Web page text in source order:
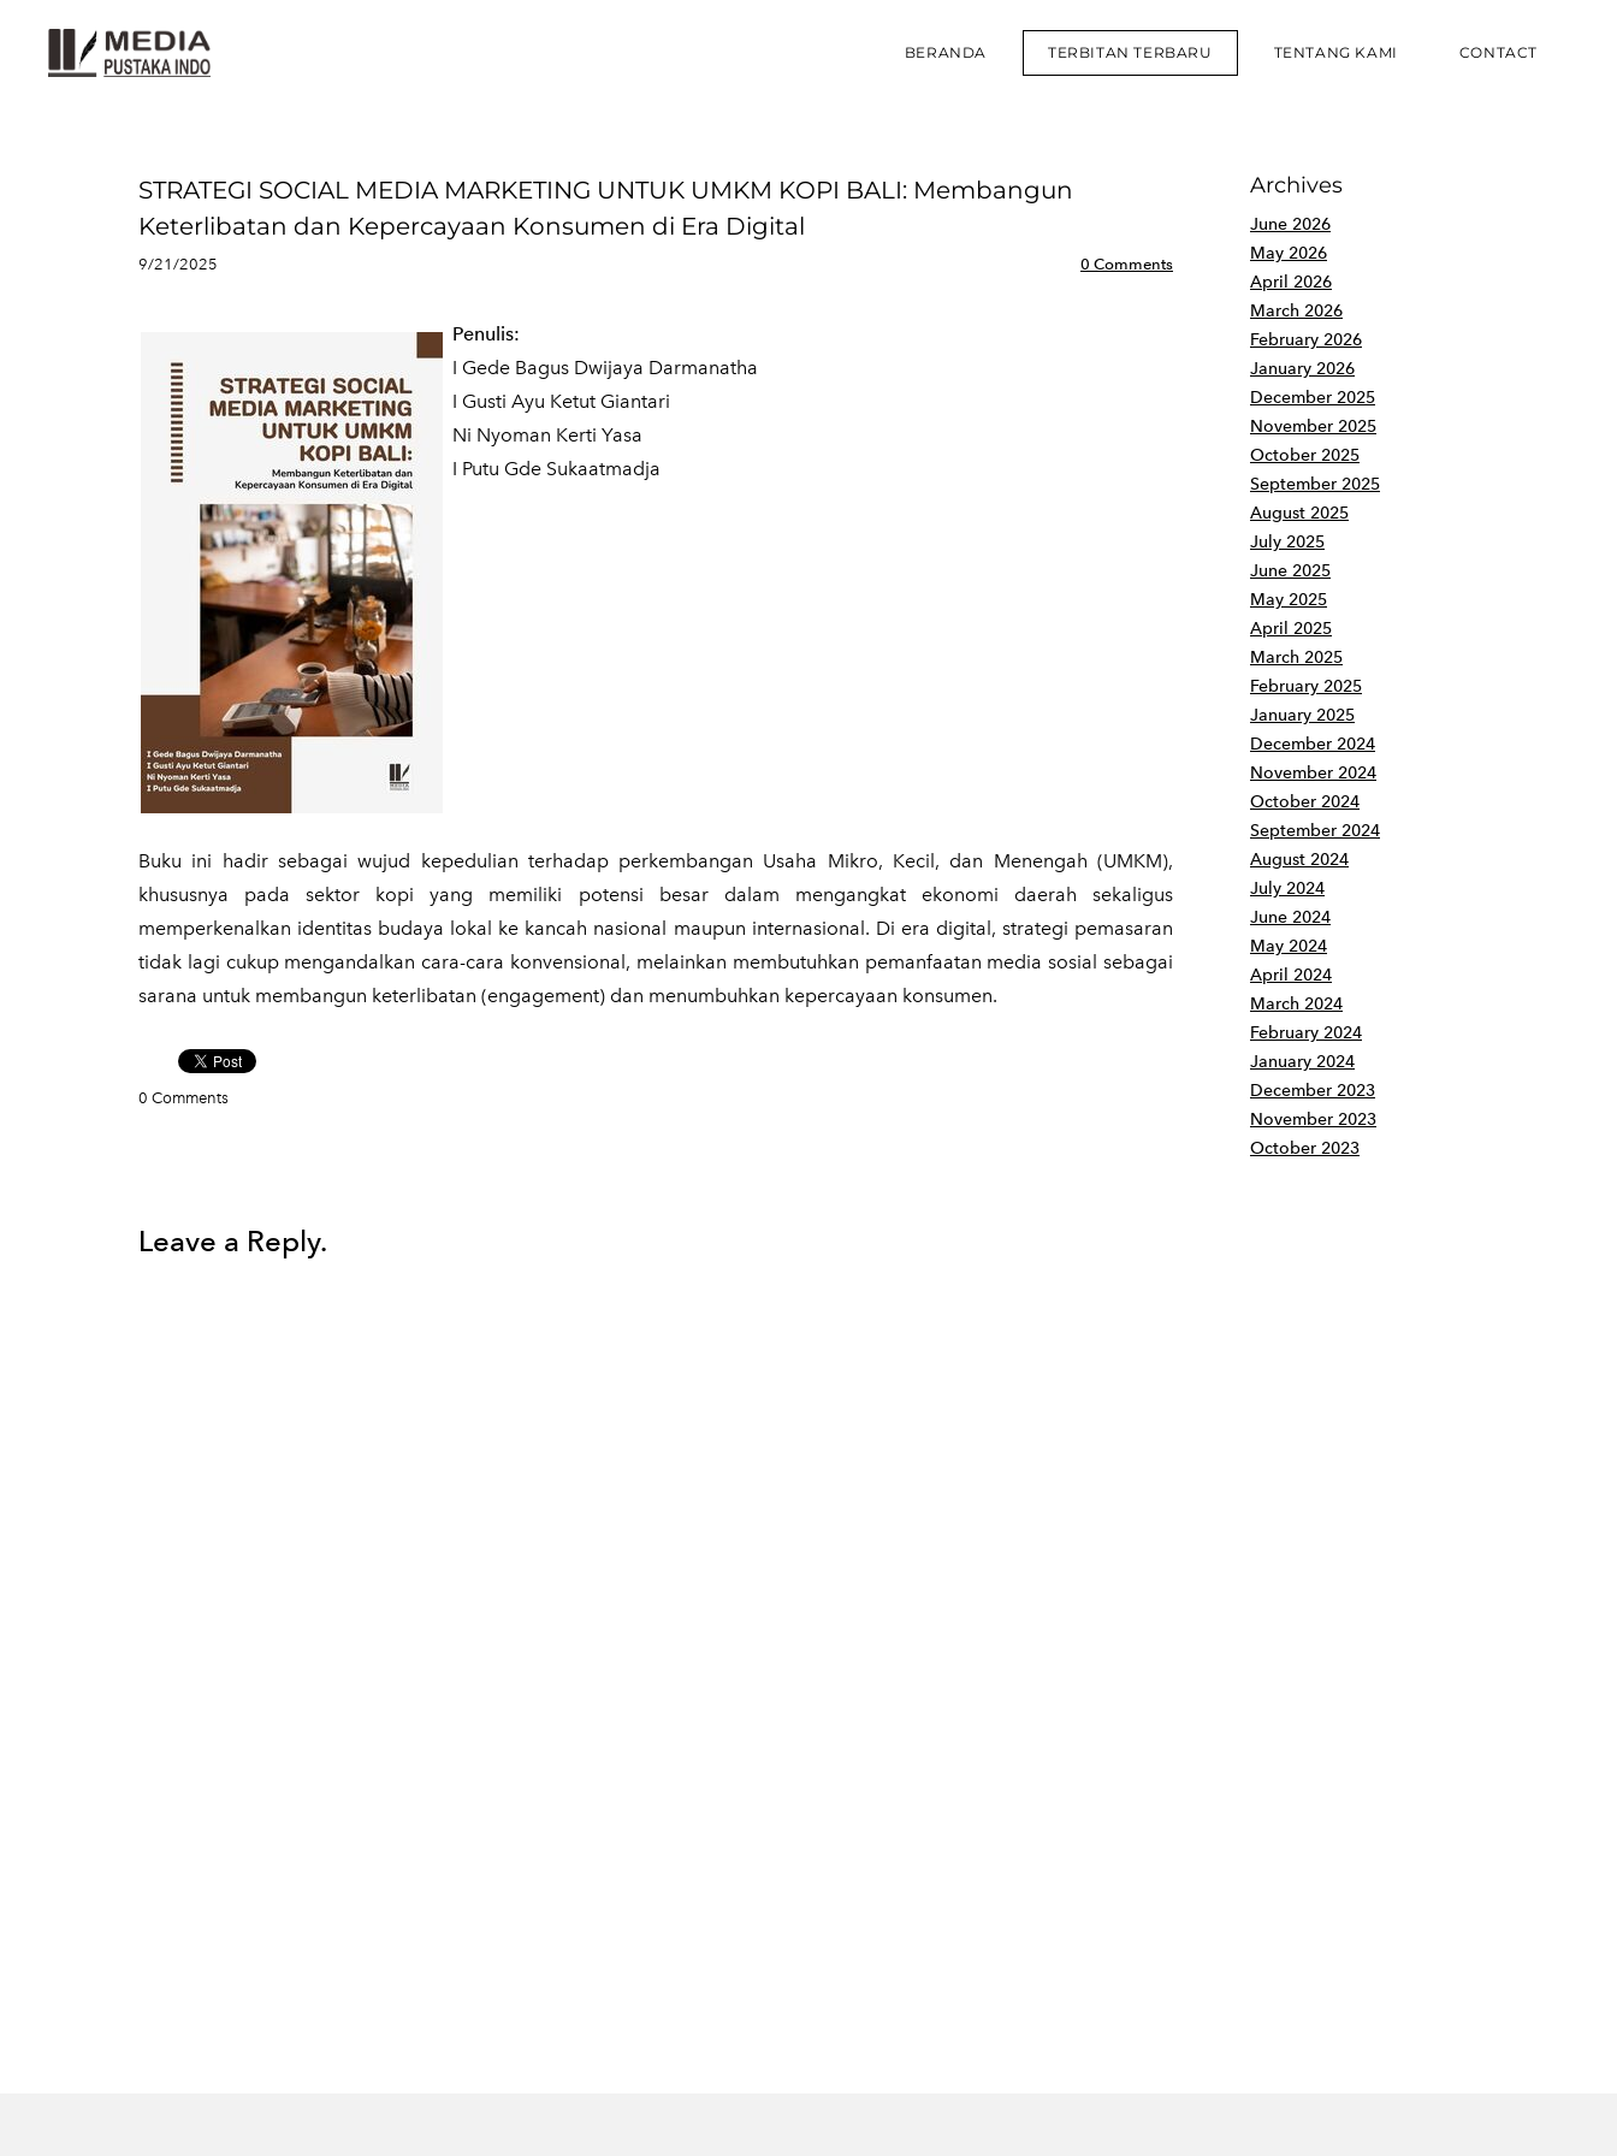
BERANDA TERBITAN TERBARU TENTANG KAMI CONTACT
STRATEGI SOCIAL MEDIA MARKETING UNTUK UMKM KOPI BALI: Membangun
Keterlibatan dan Kepercayaan Konsumen di Era Digital
9/21/2025 0 Comments
Penulis:
I Gede Bagus Dwijaya Darmanatha
I Gusti Ayu Ketut Giantari
Ni Nyoman Kerti Yasa
I Putu Gde Sukaatmadja
​Buku ini hadir sebagai wujud kepedulian terhadap perkembangan Usaha Mikro, Kecil, dan Menengah (UMKM),
khususnya pada sektor kopi yang memiliki potensi besar dalam mengangkat ekonomi daerah sekaligus
memperkenalkan identitas budaya lokal ke kancah nasional maupun internasional. Di era digital, strategi pemasaran
tidak lagi cukup mengandalkan cara-cara konvensional, melainkan membutuhkan pemanfaatan media sosial sebagai
sarana untuk membangun keterlibatan (engagement) dan menumbuhkan kepercayaan konsumen.
0 Comments
Leave a Reply.
Archives
June 2026
May 2026
April 2026
March 2026
February 2026
January 2026
December 2025
November 2025
October 2025
September 2025
August 2025
July 2025
June 2025
May 2025
April 2025
March 2025
February 2025
January 2025
December 2024
November 2024
October 2024
September 2024
August 2024
July 2024
June 2024
May 2024
April 2024
March 2024
February 2024
January 2024
December 2023
November 2023
October 2023